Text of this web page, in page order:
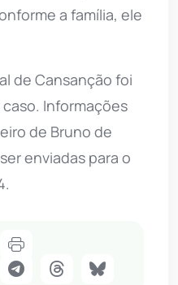
a família, ele
de Cansanção foi
Informações
de Bruno de
enviadas para o